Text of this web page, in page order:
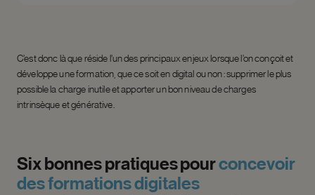
C’est donc là que réside l’un des principaux enjeux lorsque l’on conçoit et
développe une formation, que ce soit en digital ou non : supprimer le plus
possible la charge inutile et apporter un bon niveau de charges
intrinsèque et générative.
Sixbonnespratiquespourconcevoir
desformationsdigitales